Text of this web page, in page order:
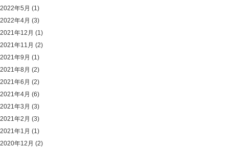
2022年5月 (1)
2022年4月 (3)
2021年12月 (1)
2021年11月 (2)
2021年9月 (1)
2021年8月 (2)
2021年6月 (2)
2021年4月 (6)
2021年3月 (3)
2021年2月 (3)
2021年1月 (1)
2020年12月 (2)